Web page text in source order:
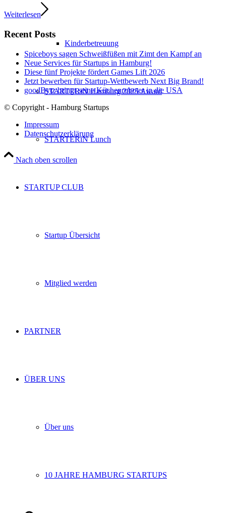
Kinderbetreuung
STARTERiN Hamburg 2025 Award
STARTERiN Lunch
STARTUP CLUB
Startup Übersicht
Mitglied werden
PARTNER
ÜBER UNS
Über uns
10 JAHRE HAMBURG STARTUPS
Weiterlesen
Recent Posts
Spiceboys sagen Schweißfüßen mit Zimt den Kampf an
Neue Services für Startups in Hamburg!
Diese fünf Projekte fördert Games Lift 2026
Jetzt bewerben für Startup-Wettbewerb Next Big Brand!
goodBytz bringt seine Küchenroboter in die USA
© Copyright - Hamburg Startups
Impressum
Datenschutzerklärung
Nach oben scrollen